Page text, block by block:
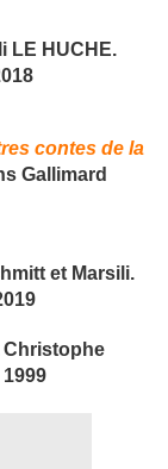
LE HUCHE.
contes de la
Gallimard
et Marsili.
Christophe